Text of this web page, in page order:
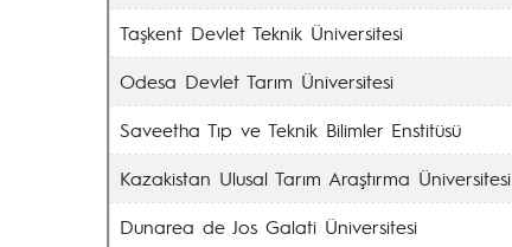
Taşkent Devlet Teknik Üniversitesi
Odesa Devlet Tarım Üniversitesi
Saveetha Tıp ve Teknik Bilimler Enstitüsü
Kazakistan Ulusal Tarım Araştırma Üniversitesi
Dunarea de Jos Galati Üniversitesi